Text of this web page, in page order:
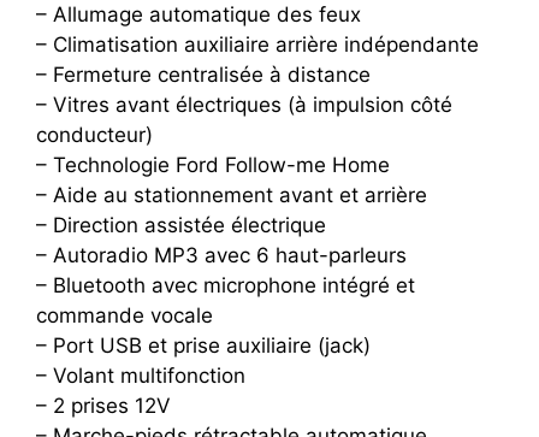
– Allumage automatique des feux
– Climatisation auxiliaire arrière indépendante
– Fermeture centralisée à distance
– Vitres avant électriques (à impulsion côté
conducteur)
– Technologie Ford Follow-me Home
– Aide au stationnement avant et arrière
– Direction assistée électrique
– Autoradio MP3 avec 6 haut-parleurs
– Bluetooth avec microphone intégré et
commande vocale
– Port USB et prise auxiliaire (jack)
– Volant multifonction
– 2 prises 12V